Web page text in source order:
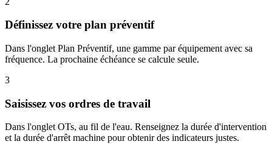
Définissez votre plan préventif
Dans l'onglet Plan Préventif, une gamme par équipement avec sa
fréquence. La prochaine échéance se calcule seule.
3
Saisissez vos ordres de travail
Dans l'onglet OTs, au fil de l'eau. Renseignez la durée d'intervention
et la durée d'arrêt machine pour obtenir des indicateurs justes.